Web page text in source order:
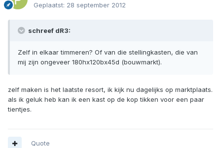
Geplaatst: 28 september 2012
schreef dR3:
Zelf in elkaar timmeren? Of van die stellingkasten, die van
mij zijn ongeveer 180hx120bx45d (bouwmarkt).
zelf maken is het laatste resort, ik kijk nu dagelijks op marktplaats.
als ik geluk heb kan ik een kast op de kop tikken voor een paar
tientjes.
Quote